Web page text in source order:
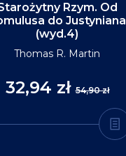
Rzym. Od
do Justyniana
(wyd.4)
Thomas R. Martin
32,94 zł54,90 zł